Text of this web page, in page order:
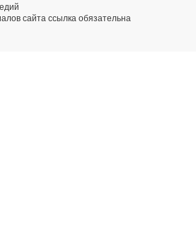
сайта ссылка обязательна